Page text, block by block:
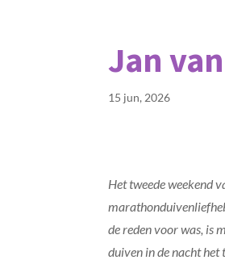
Jan
15 jun, 2026
Het tweede weekend
de reden voor was, is
duiven in de nacht